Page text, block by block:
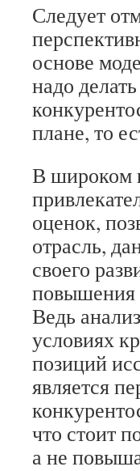
Следует
основе
надо
плане, то
В широком
оценок,
отрасль,
своего
повышения
Ведь
условиях
позиций
является
что стоит
а не